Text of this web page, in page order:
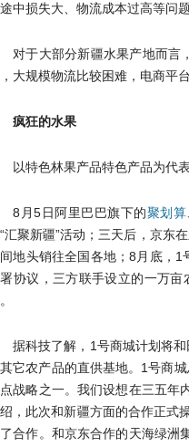
中损失大、物流成本过高等问
对于大部分新疆水果产地而言
大规模物流比较困难，电商平
疯狂的水果
以特色林果产品特色产品为代
8月5日阿里巴巴旗下的聚划算
汇聚新疆”活动；三天后，京东
地头销往全国各地；8月底，
协议，三方联手设立的一万
据科技了解，1号商城计划将
它农产品的直供基地。1号商
战略之一。我们设想在三五年
，此次和新疆方面的合作正式
合作。和京东合作的天海绿洲